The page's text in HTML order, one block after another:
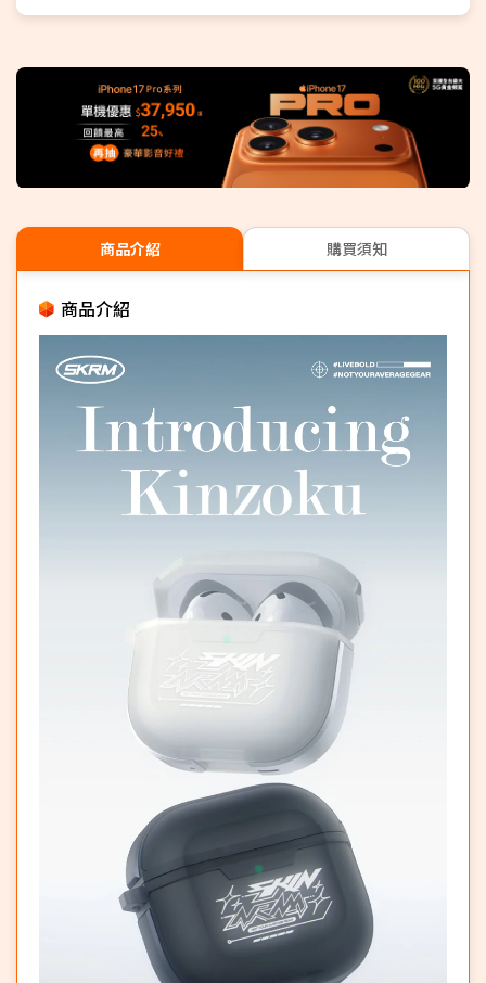
商品介紹 購買須知
商品介紹